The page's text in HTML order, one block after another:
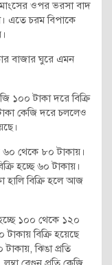
মাংসের ওপর ভরসা বাদ
এতে চরম বিপাকে
বাজার ঘুরে এমন
১০০ টাকা দরে বিক্রি
কেজি দরে চললেও
৬০ থেকে ৮০ টাকায়।
হচ্ছে ৬০ টাকায়।
হালি বিক্রি হলে আজ
হচ্ছে ১০০ থেকে ১২০
বিক্রি হয়েছে
ঝিঙা প্রতি